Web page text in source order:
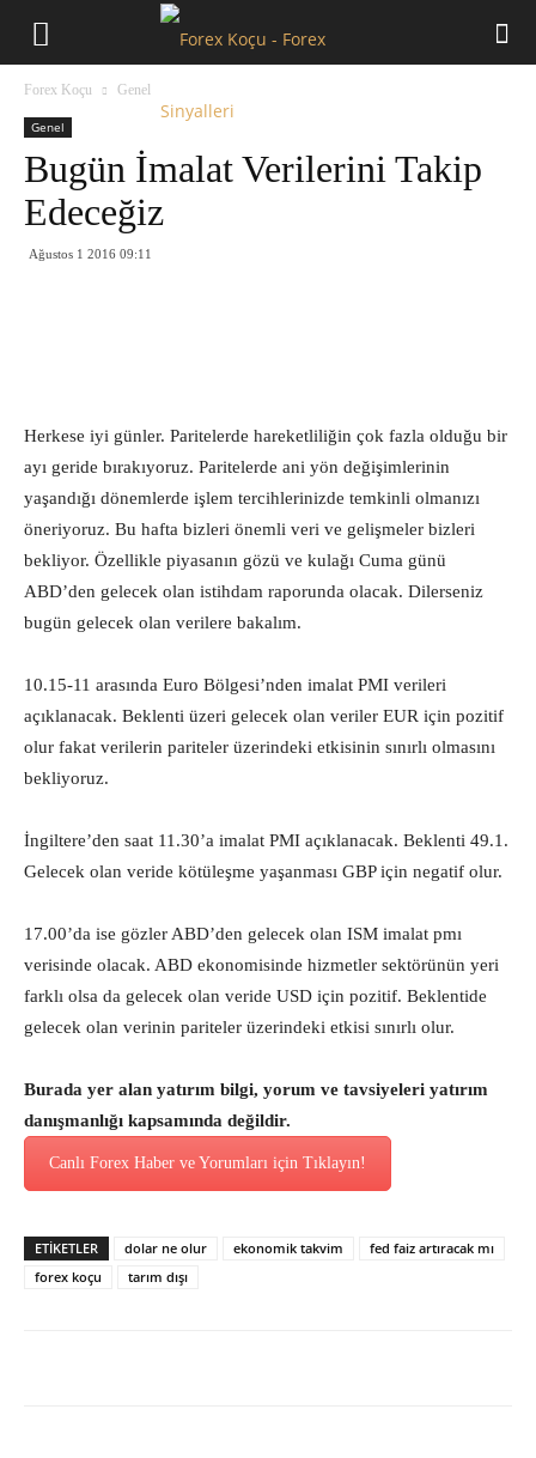
Forex Koçu Genel
Genel
Bugün İmalat Verilerini Takip
Edeceğiz
Ağustos 1 2016 09:11
Herkese iyi günler. Paritelerde hareketliliğin çok fazla olduğu bir
ayı geride bırakıyoruz. Paritelerde ani yön değişimlerinin
yaşandığı dönemlerde işlem tercihlerinizde temkinli olmanızı
öneriyoruz. Bu hafta bizleri önemli veri ve gelişmeler bizleri
bekliyor. Özellikle piyasanın gözü ve kulağı Cuma günü
ABD’den gelecek olan istihdam raporunda olacak. Dilerseniz
bugün gelecek olan verilere bakalım.
10.15-11 arasında Euro Bölgesi’nden imalat PMI verileri
açıklanacak. Beklenti üzeri gelecek olan veriler EUR için pozitif
olur fakat verilerin pariteler üzerindeki etkisinin sınırlı olmasını
bekliyoruz.
İngiltere’den saat 11.30’a imalat PMI açıklanacak. Beklenti 49.1.
Gelecek olan veride kötüleşme yaşanması GBP için negatif olur.
17.00’da ise gözler ABD’den gelecek olan ISM imalat pmı
verisinde olacak. ABD ekonomisinde hizmetler sektörünün yeri
farklı olsa da gelecek olan veride USD için pozitif. Beklentide
gelecek olan verinin pariteler üzerindeki etkisi sınırlı olur.
Burada yer alan yatırım bilgi, yorum ve tavsiyeleri yatırım
danışmanlığı kapsamında değildir.
Canlı Forex Haber ve Yorumları için Tıklayın!
ETİKETLER dolar ne olur ekonomik takvim
fed faiz artıracak mı
forex koçu
tarım dışı